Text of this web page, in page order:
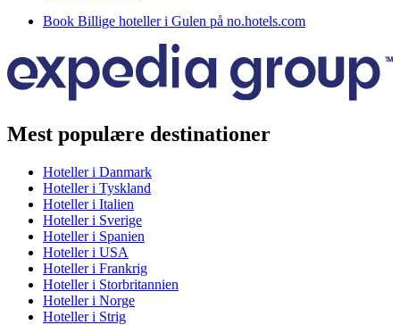
Book Billige hoteller i Gulen på no.hotels.com
Mest populære destinationer
Hoteller i Danmark
Hoteller i Tyskland
Hoteller i Italien
Hoteller i Sverige
Hoteller i Spanien
Hoteller i USA
Hoteller i Frankrig
Hoteller i Storbritannien
Hoteller i Norge
Hoteller i Strig